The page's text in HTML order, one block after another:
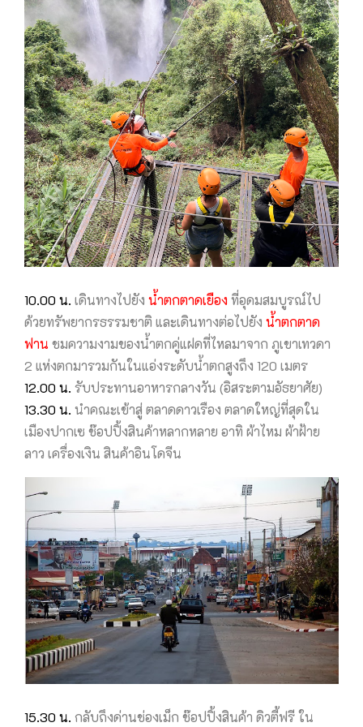
10.00 น. เดินทางไปยัง น้ำตกตาดเยืองที่อุดมสมบูรณ์ไป
ด้วยทรัพยากรธรรมชาติ และเดินทางต่อไปยัง น้ำตกตาด
ฟาน ชมความงามของน้ำตกคู่แฝดที่ไหลมาจาก ภูเขาเทวดา
2 แห่งตกมารวมกันในแอ่งระดับน้ำตกสูงถึง 120 เมตร
12.00 น. รับประทานอาหารกลางวัน (อิสระตามอัธยาศัย)
13.30 น. นำคณะเข้าสู่ ตลาดดาวเรือง ตลาดใหญ่ที่สุดใน
เมืองปากเซ ช๊อปปิ้งสินค้าหลากหลาย อาทิ ผ้าไหม ผ้าฝ้าย
ลาว เครื่องเงิน สินค้าอินโดจีน
15.30 น. กลับถึงด่านช่องเม็ก ช๊อปปิ้งสินค้า ดิวตี้ฟรี ใน